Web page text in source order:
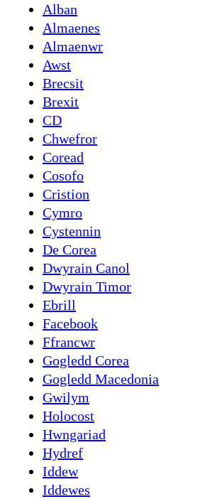
Alban
Almaenes
Almaenwr
Awst
Brecsit
Brexit
CD
Chwefror
Coread
Cosofo
Cristion
Cymro
Cystennin
De Corea
Dwyrain Canol
Dwyrain Timor
Ebrill
Facebook
Ffrancwr
Gogledd Corea
Gogledd Macedonia
Gwilym
Holocost
Hwngariad
Hydref
Iddew
Iddewes